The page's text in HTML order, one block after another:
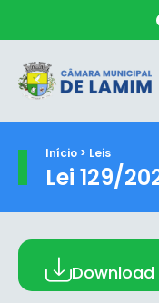
Início > Leis
Lei 129/
Download